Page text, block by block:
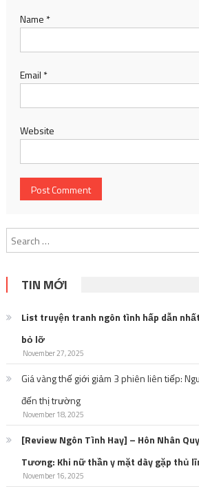
Name *
Email *
Website
TIN MỚI
List truyện tranh ngôn tình hấp dẫn
bỏ lỡ
November 27, 2025
Giá vàng thế giới giảm 3 phiên liên tiếp:
đến thị trường
November 18, 2025
[Review Ngôn Tình Hay] – Hôn Nhân
Tương: Khi nữ thần y mặt dày gặp thủ
November 16, 2025